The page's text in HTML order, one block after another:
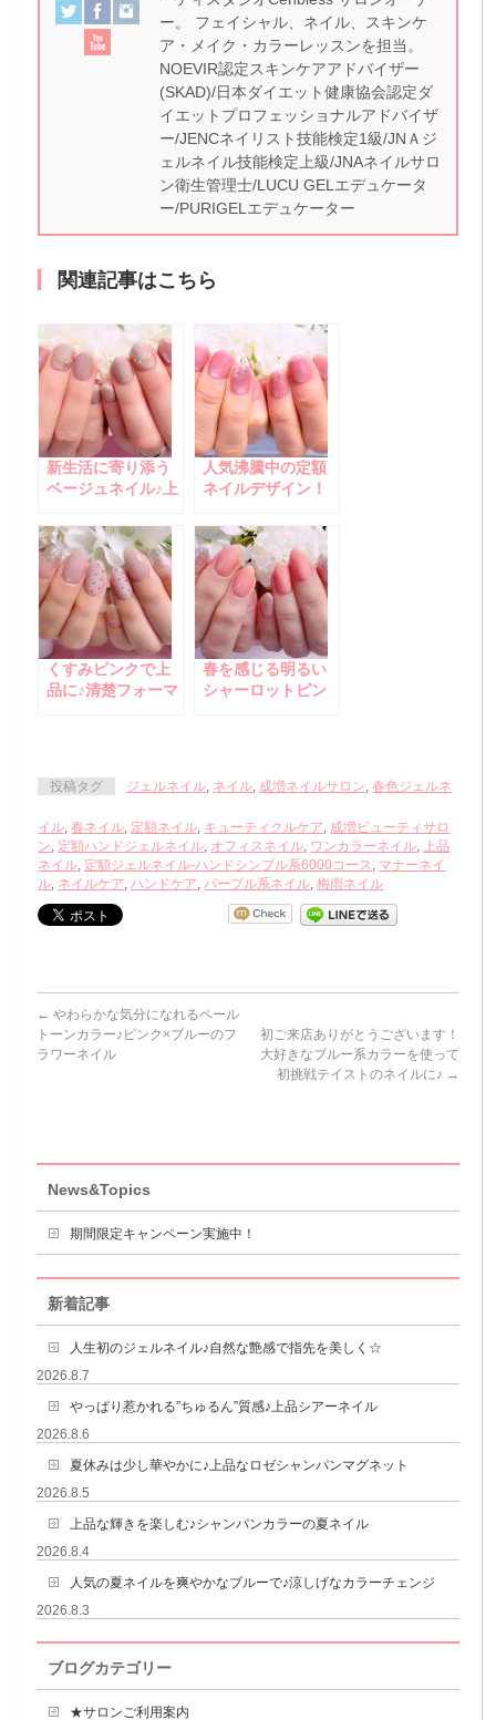
ー。 フェイシャル、ネイル、スキンケ
ア・メイク・カラーレッスンを担当。
NOEVIR認定スキンケアアドバイザー
(SKAD)/日本ダイエット健康協会認定ダ
イエットプロフェッショナルアドバイザ
ー/JENCネイリスト技能検定1級/JNＡジ
ェルネイル技能検定上級/JNAネイルサロ
ン衛生管理士/LUCU GELエデュケータ
ー/PURIGELエデュケーター
関連記事はこちら
新生活に寄り添う
ベージュネイル♪上
イン
人気沸騰中の定額
ネイルデザイン！
＆ラメホログラム
くすみピンクで上
品に♪清楚フォーマ
春を感じる明るい
シャーロットピン
投稿タグ ジェルネイル, ネイル, 成増ネイルサロン,春色ジェルネ
イル,春ネイル, 定額ネイル, キューティクルケア, 成増ビューティサロ
ン, 定額ハンドジェルネイル, オフィスネイル, ワンカラーネイル,
上品
ネイル, 定額ジェルネイル-ハンドシンプル系6000コース, マナーネイ
ル, ネイルケア,ハンドケア,パープル系ネイル,梅雨ネイル
← やわらかな気分になれるペール
トーンカラー♪ピンク×ブルーのフ
ラワーネイル
初ご来店ありがとうございます！
大好きなブルー系カラーを使って
初挑戦テイストのネイルに♪ →
News&Topics
期間限定キャンペーン実施中！
新着記事
人生初のジェルネイル♪自然な艶感で指先を美しく☆
2026.8.7
やっぱり惹かれる”ちゅるん”質感♪上品シアーネイル
2026.8.6
夏休みは少し華やかに♪上品なロゼシャンパンマグネット
2026.8.5
上品な輝きを楽しむ♪シャンパンカラーの夏ネイル
2026.8.4
人気の夏ネイルを爽やかなブルーで♪涼しげなカラーチェンジ
2026.8.3
ブログカテゴリー
★サロンご利用案内